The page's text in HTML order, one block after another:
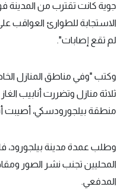
جوية كانت تقترب من المدينة
الاستجابة للطوارئ العواقب
لم تقع إصابات".
وكتب "وفي مناطق المنازل
ثلاثة منازل وتضررت أنابيب
منطقة بيلجورودسكي، أصيبت
وطلب عمدة مدينة بيلجورود،
المحليين تجنب نشر الصور
المدفعي.